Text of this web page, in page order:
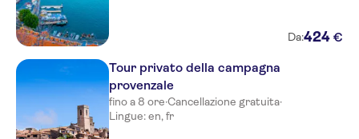
Da:424 €
Tour privato della campagna
provenzale
fino a 8 ore·Cancellazione gratuita·
Lingue: en, fr